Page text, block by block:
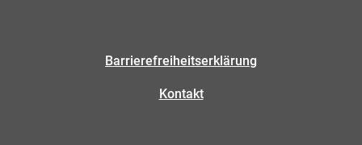
Barrierefreiheitserklärung
Kontakt